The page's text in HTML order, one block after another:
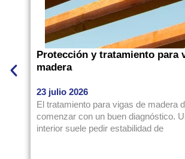
Protección y tratamiento para
madera
23 julio 2026
El tratamiento para vigas de madera
comenzar con un buen diagnóstico.
interior suele pedir estabilidad de